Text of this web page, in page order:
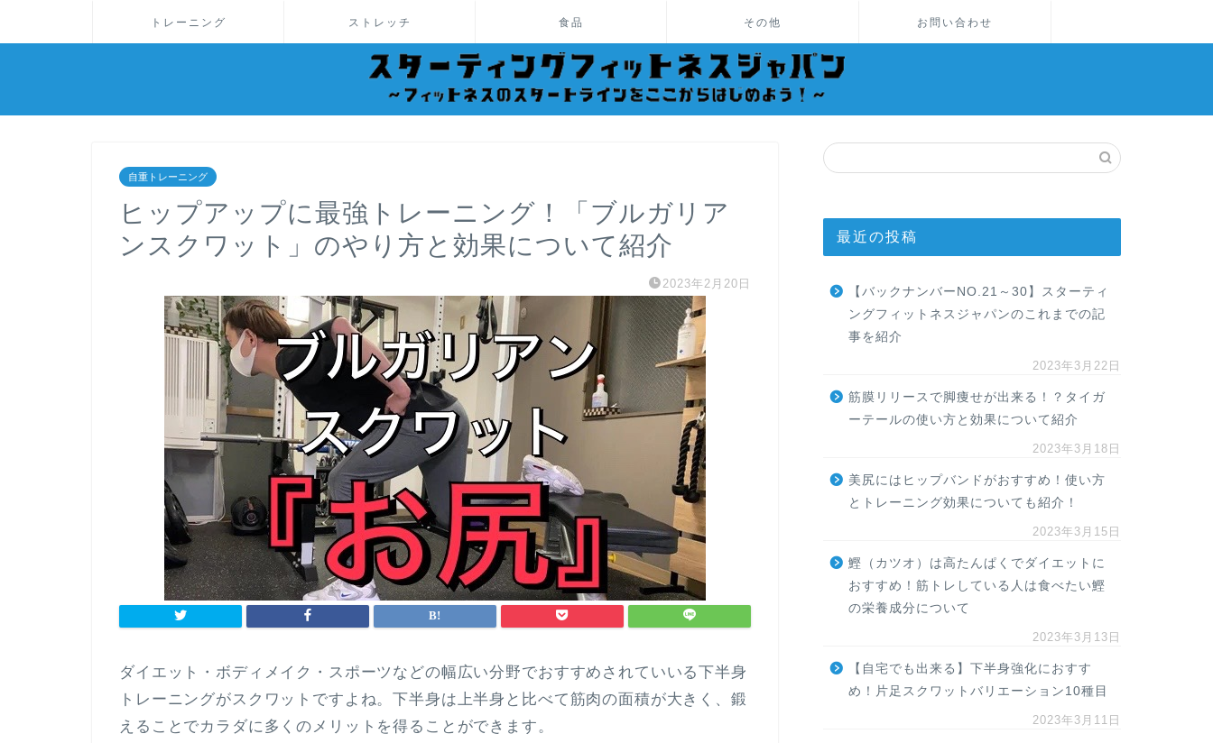
トレーニング ストレッチ 食品 その他 お問い合わせ
自重トレーニング
ヒップアップに最強トレーニング！「ブルガリア
ンスクワット」のやり方と効果について紹介
2023年2月20日
ダイエット・ボディメイク・スポーツなどの幅広い分野でおすすめされていいる下半身
トレーニングがスクワットですよね。下半身は上半身と比べて筋肉の面積が大きく、鍛
えることでカラダに多くのメリットを得ることができます。
最近の投稿
【バックナンバーNO.21～30】スターティ
ングフィットネスジャパンのこれまでの記
事を紹介
2023年3月22日
筋膜リリースで脚痩せが出来る！？タイガ
ーテールの使い方と効果について紹介
2023年3月18日
美尻にはヒップバンドがおすすめ！使い方
とトレーニング効果についても紹介！
2023年3月15日
鰹（カツオ）は高たんぱくでダイエットに
おすすめ！筋トレしている人は食べたい鰹
の栄養成分について
2023年3月13日
【自宅でも出来る】下半身強化におすす
め！片足スクワットバリエーション10種目
2023年3月11日